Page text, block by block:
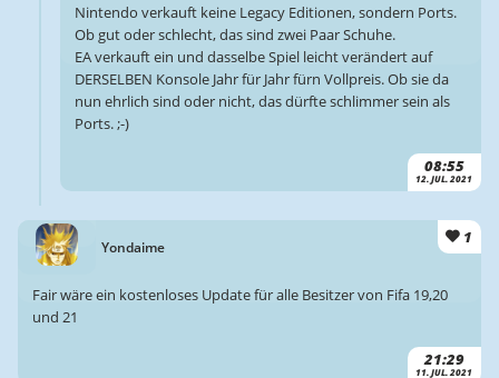
08:55
12. JUL. 2021
Nintendo verkauft keine Legacy Editionen, sondern Ports.
Ob gut oder schlecht, das sind zwei Paar Schuhe.
EA verkauft ein und dasselbe Spiel leicht verändert auf
DERSELBEN Konsole Jahr für Jahr fürn Vollpreis. Ob sie da
nun ehrlich sind oder nicht, das dürfte schlimmer sein als
Ports. ;-)
Yondaime
1
21:29
11. JUL. 2021
Fair wäre ein kostenloses Update für alle Besitzer von Fifa 19,20
und 21